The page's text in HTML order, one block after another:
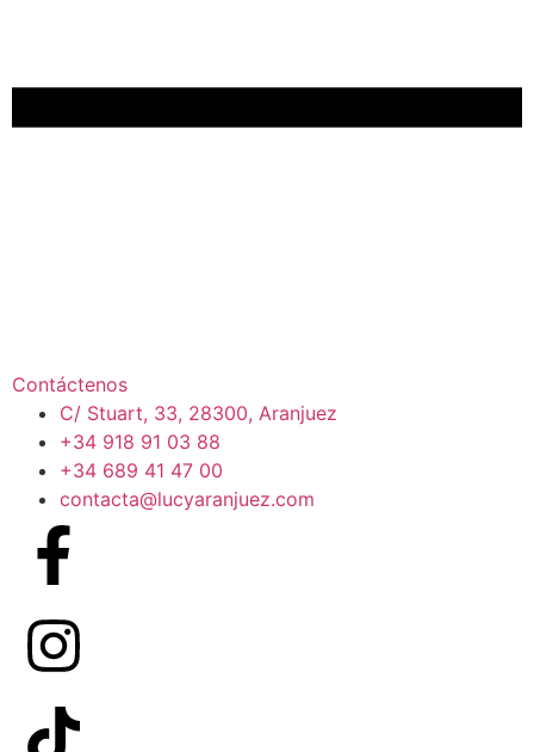
Contáctenos
C/ Stuart, 33, 28300, Aranjuez
+34 918 91 03 88
+34 689 41 47 00
contacta@lucyaranjuez.com